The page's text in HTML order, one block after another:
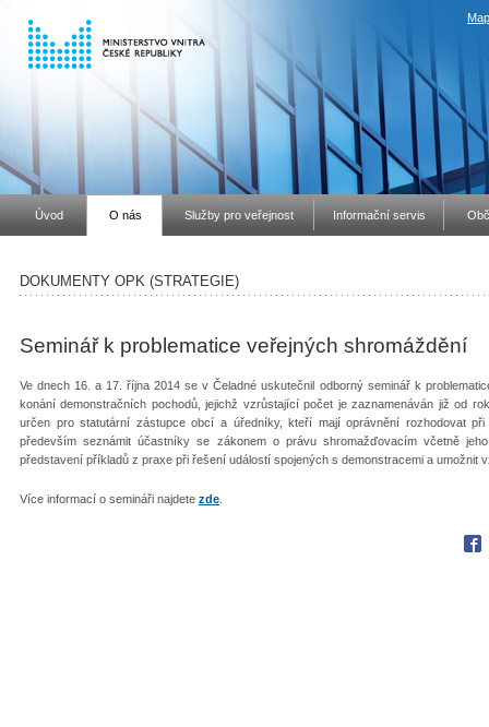
Úvod O nás Služby pro veřejnost Informační servis
DOKUMENTY OPK (STRATEGIE)
Seminář k problematice veřejných shromáždění
Ve dnech 16. a 17. října 2014 se v Čeladné uskutečnil odborný seminář k
konání demonstračních pochodů, jejichž vzrůstající počet je zaznamenáván již od
určen pro statutární zástupce obcí a úředníky, kteří mají oprávnění rozhodovat
především seznámit účastníky se zákonem o právu shromažďovacím včetně
představení příkladů z praxe při řešení událostí spojených s demonstracemi a umožnit
Více informací o semináři najdete zde